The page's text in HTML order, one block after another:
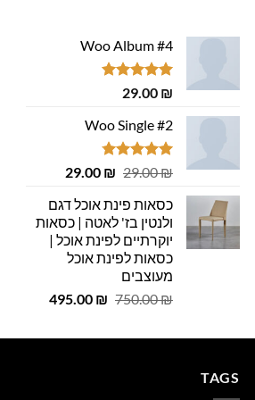
Woo Album #4
דורג5.00
29.00 ₪
Woo Single #2
דורג4.75
29.00₪
המחיר
היה:
29.00 ₪.
29.00 ₪
המחיר
הוא:
29.00 ₪.
כסאות פינת אוכל דגם
ולנטין בז' לאטה | כסאות
יוקרתיים לפינת אוכל |
כסאות לפינת אוכל
מעוצבים
750.00₪
המחיר
היה:
495.00 ₪
המחיר
הוא:
TAGS